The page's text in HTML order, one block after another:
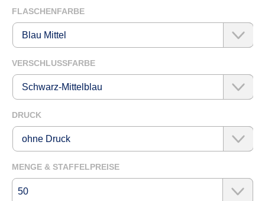
FLASCHENFARBEAUSWÄHLEN
VERSCHLUSSFARBEAUSWÄHLEN
DRUCK
MENGE & STAFFELPREISE